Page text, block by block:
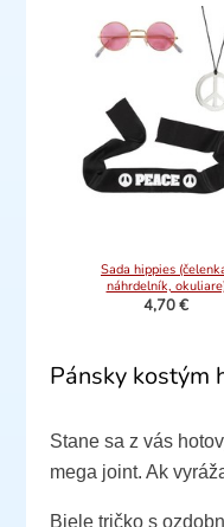
Sada hippies
náhrdelník,
4,70 €
Pánsky kostým
Stane sa z vás
mega joint. Ak
Biele tričko s